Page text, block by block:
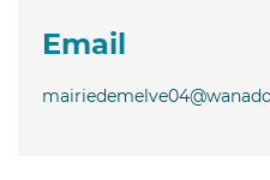
Email